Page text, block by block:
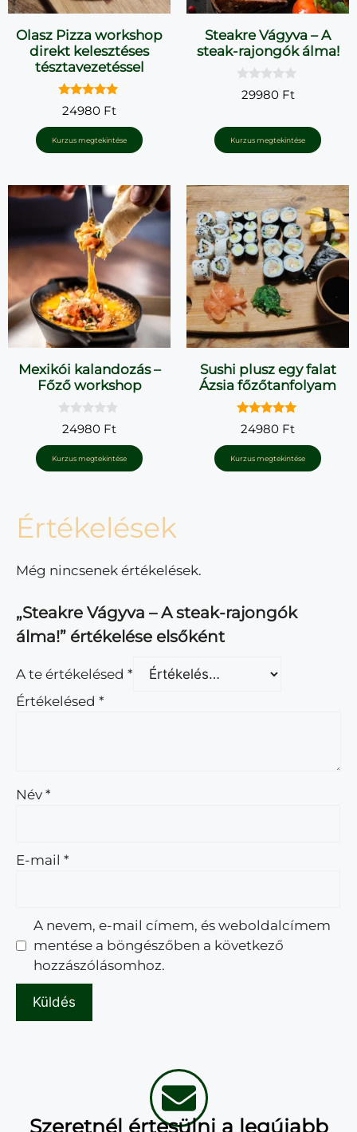
Olasz Pizza workshop
direkt kelesztéses
tésztavezetéssel
5.00
az 5-ből
24980 Ft
Kurzus megtekintése
Steakre Vágyva – A
steak-rajongók álma!
0
a
b
ő
29980 Ft
Kurzus megtekintése
Mexikói kalandozás –
Főző workshop
0
a
z
5
24980 Ft
Kurzus megtekintése
Sushi plusz egy falat
Ázsia főzőtanfolyam
5.00
az 5-ből
24980 Ft
Kurzus megtekintése
Értékelések
Még nincsenek értékelések.
„Steakre Vágyva – A steak-rajongók
álma!” értékelése elsőként
A te értékelésed *
Értékelésed *
Név *
E-mail *
A nevem, e-mail címem, és weboldalcímem
mentése a böngészőben a következő
hozzászólásomhoz.
Szeretnél értesülni a legújabb